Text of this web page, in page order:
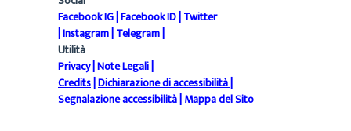
Facebook IG|Facebook ID|Twitter
|Instagram|Telegram|
Utilità
Privacy|Note Legali|
Credits|Dichiarazione di accessibilità|
Segnalazione accessibilità|Mappa del Sito